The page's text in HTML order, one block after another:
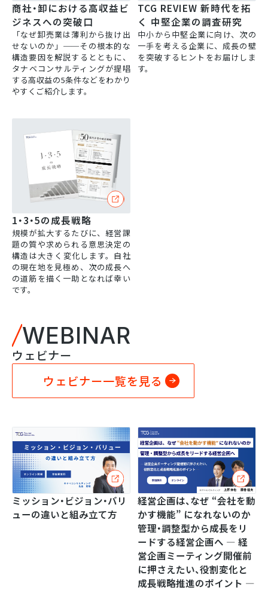
商社・卸における高収益ビ
ジネスへの突破口
「なぜ卸売業は薄利から抜け出
せないのか」──その根本的な
構造要因を解説するとともに、
タナベコンサルティングが提唱
する高収益の5条件などをわかり
やすくご紹介します。
TCG REVIEW 新時代を拓
く 中堅企業の調査研究
中小から中堅企業に向け、次の
一手を考える企業に、成長の壁
を突破するヒントをお届けしま
す。
1・3・5の成長戦略
規模が拡大するたびに、経営課
題の質や求められる意思決定の
構造は大きく変化します。自社
の現在地を見極め、次の成長へ
の道筋を描く一助となれば幸い
です。
WEBINAR
ウェビナー
ウェビナー一覧を見る
ミッション・ビジョン・バリ
ューの違いと組み立て方
経営企画は、なぜ “会社を動
かす機能” になれないのか
管理・調整型から成長をリ
ードする経営企画へ ― 経
営企画ミーティング開催前
に押さえたい、役割変化と
成長戦略推進のポイント ―